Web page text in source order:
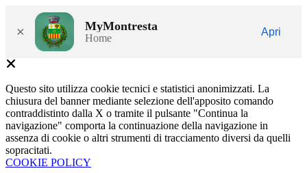
× MyMontresta
Home
Apri
Questo sito utilizza cookie tecnici e statistici anonimizzati. La
chiusura del banner mediante selezione dell'apposito comando
contraddistinto dalla X o tramite il pulsante "Continua la
navigazione" comporta la continuazione della navigazione in
assenza di cookie o altri strumenti di tracciamento diversi da quelli
sopracitati.
COOKIE POLICY